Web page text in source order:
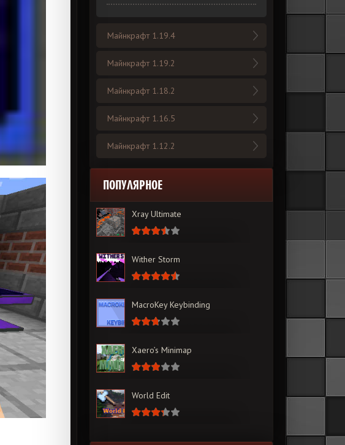
Майнкрафт 1.19.4
Майнкрафт 1.19.2
Майнкрафт 1.18.2
Майнкрафт 1.16.5
Майнкрафт 1.12.2
ПОПУЛЯРНОЕ
Xray Ultimate
Wither Storm
MacroKey Keybinding
Xaero’s Minimap
World Edit